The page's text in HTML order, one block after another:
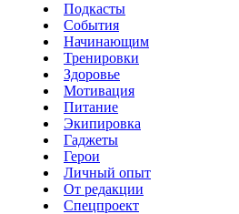
Подкасты
События
Начинающим
Тренировки
Здоровье
Мотивация
Питание
Экипировка
Гаджеты
Герои
Личный опыт
От редакции
Спецпроект